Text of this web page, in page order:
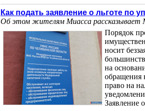
Как подать заявление о льготе по
Об этом жителям Миасса
Порядок
носит
на
обращения
право на
Заявление